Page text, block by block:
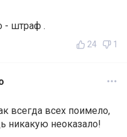
- штраф .
24 1
всегда всех поимело,
никакую неоказало!